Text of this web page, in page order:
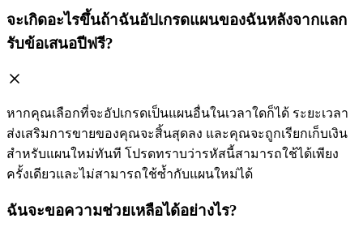
จะเกิดอะไรขึ้นถ้าฉันอัปเกรดแผนของฉันหลังจากแลก
รับข้อเสนอปีฟรี?
หากคุณเลือกที่จะอัปเกรดเป็นแผนอื่นในเวลาใดก็ได้ ระยะเวลา
ส่งเสริมการขายของคุณจะสิ้นสุดลง และคุณจะถูกเรียกเก็บเงิน
สำหรับแผนใหม่ทันที โปรดทราบว่ารหัสนี้สามารถใช้ได้เพียง
ครั้งเดียวและไม่สามารถใช้ซ้ำกับแผนใหม่ได้
ฉันจะขอความช่วยเหลือได้อย่างไร?